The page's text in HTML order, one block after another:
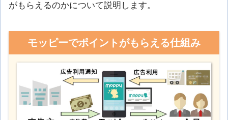
がもらえるのかについて説明します。
モッピーでポイントがもらえる仕組み